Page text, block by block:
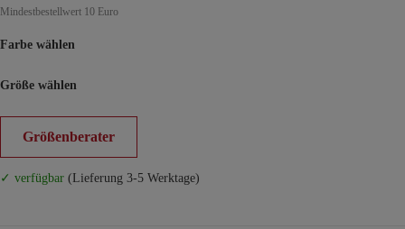
Mindestbestellwert 10 Euro
Farbe wählen
Größe wählen
Größenberater
✓ verfügbar (Lieferung 3-5 Werktage)